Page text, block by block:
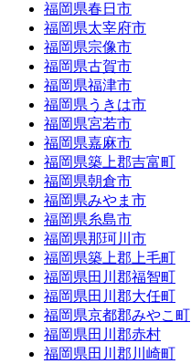
福岡県春日市
福岡県太宰府市
福岡県宗像市
福岡県古賀市
福岡県福津市
福岡県うきは市
福岡県宮若市
福岡県嘉麻市
福岡県築上郡吉富町
福岡県朝倉市
福岡県みやま市
福岡県糸島市
福岡県那珂川市
福岡県築上郡上毛町
福岡県田川郡福智町
福岡県田川郡大任町
福岡県京都郡みやこ町
福岡県田川郡赤村
福岡県田川郡川崎町